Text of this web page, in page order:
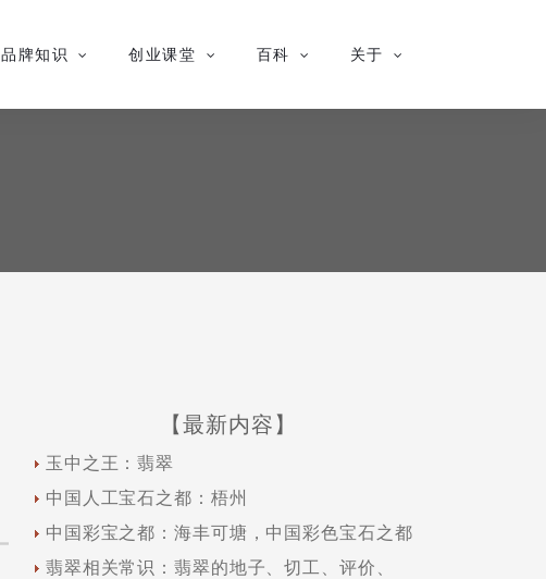
品牌知识 创业课堂 百科 关于
【最新内容】
玉中之王：翡翠
中国人工宝石之都：梧州
中国彩宝之都：海丰可塘，中国彩色宝石之都
翡翠相关常识：翡翠的地子、切工、评价、